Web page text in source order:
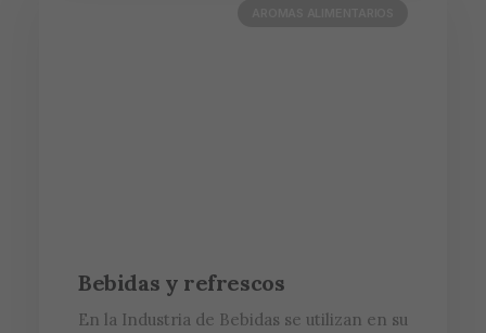
Bebidas y refrescos
En la Industria de Bebidas se utilizan en su